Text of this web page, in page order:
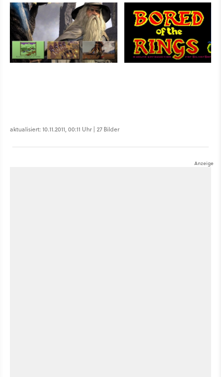
aktualisiert: 10.11.2011, 00:11 Uhr | 27 Bilder